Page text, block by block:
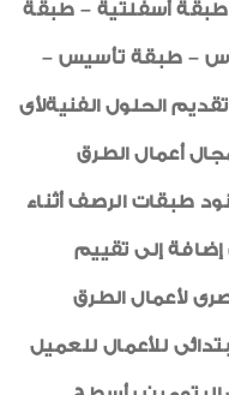
أسفلتية – طبقة
– طبقة تأسيس –
الحلول الفنيةلأى
أعمال الطرق
طبقات الرصف أثناء
إلى تقييم
لأعمال الطرق
للأعمال للعميل